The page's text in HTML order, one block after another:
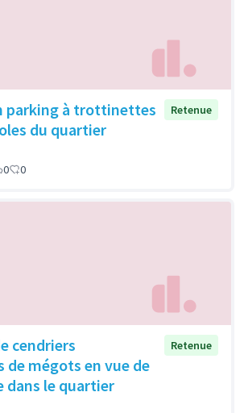
parking à trottinettes
du quartier
Retenue
0 0
cendriers
de mégots en vue de
dans le quartier
Retenue